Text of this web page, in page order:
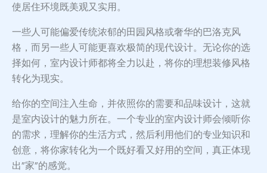
使居住环境既美观又实用。
一些人可能偏爱传统浓郁的田园风格或奢华的巴洛克风
格，而另一些人可能更喜欢极简的现代设计。无论你的选
择如何，室内设计师都将全力以赴，将你的理想装修风格
转化为现实。
给你的空间注入生命，并依照你的需要和品味设计，这就
是室内设计的魅力所在。一个专业的室内设计师会倾听你
的需求，理解你的生活方式，然后利用他们的专业知识和
创意，将你家转化为一个既好看又好用的空间，真正体现
出”家”的感觉。